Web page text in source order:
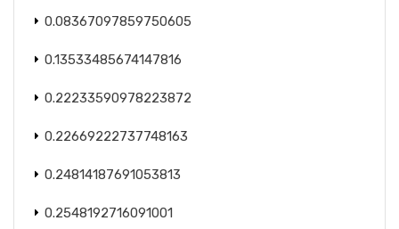
0.08367097859750605
0.13533485674147816
0.22233590978223872
0.22669222737748163
0.24814187691053813
0.2548192716091001